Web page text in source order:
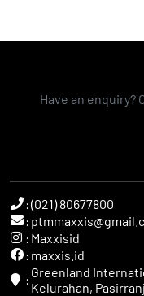
Have an enquiry?
:(021) 80677800
:
: Maxxisid
: maxxis.id
: Greenland
Kelurahan,